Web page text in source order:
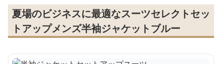
夏場のビジネスに最適なスーツセレクトセッ
トアップメンズ半袖ジャケットブルー